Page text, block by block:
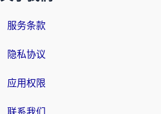
服务条款
隐私协议
应用权限